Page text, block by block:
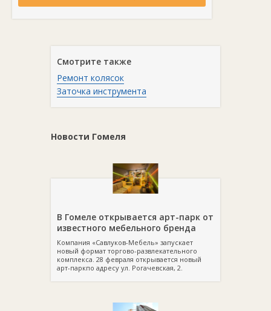
Смотрите также
Ремонт колясок
Заточка инструмента
Новости Гомеля
В Гомеле открывается арт-парк от
известного мебельного бренда
Компания «Савлуков-Мебель» запускает
новый формат торгово-развлекательного
комплекса. 28 февраля открывается новый
арт-паркпо адресу ул. Рогачевская, 2.